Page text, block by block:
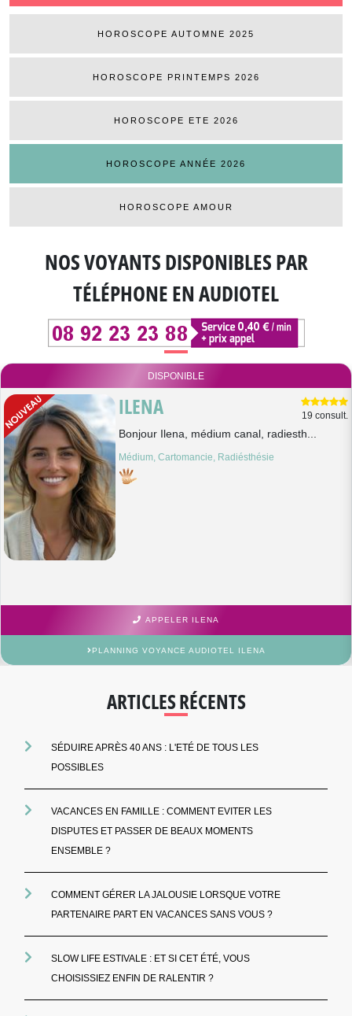
HOROSCOPE AUTOMNE 2025
HOROSCOPE PRINTEMPS 2026
HOROSCOPE ETE 2026
HOROSCOPE ANNÉE 2026
HOROSCOPE AMOUR
NOS VOYANTS DISPONIBLESPAR
TÉLÉPHONE EN AUDIOTEL
DISPONIBLE
ILENA 19 consult.
Bonjour Ilena, médium canal, radiesth...
Médium, Cartomancie, Radiésthésie
APPELER ILENA
PLANNING VOYANCE AUDIOTEL ILENA
ARTICLES RÉCENTS
SÉDUIRE APRÈS 40 ANS : L'ETÉ DE TOUS LES
POSSIBLES
VACANCES EN FAMILLE : COMMENT EVITER LES
DISPUTES ET PASSER DE BEAUX MOMENTS
ENSEMBLE ?
COMMENT GÉRER LA JALOUSIE LORSQUE VOTRE
PARTENAIRE PART EN VACANCES SANS VOUS ?
SLOW LIFE ESTIVALE : ET SI CET ÉTÉ, VOUS
CHOISISSIEZ ENFIN DE RALENTIR ?